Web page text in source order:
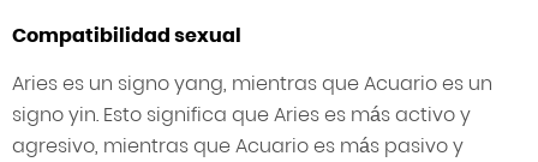
Compatibilidad sexual
Aries es un signo yang, mientras que Acuario es un
signo yin. Esto significa que Aries es más activo y
agresivo, mientras que Acuario es más pasivo y